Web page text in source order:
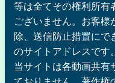
等は全てその権利所有
ございません。お客様
除、送信防止措置にで
のサイトアドレスです
当サイトは各動画共有